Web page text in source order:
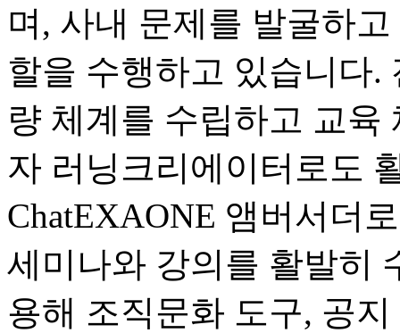
며, 사내 문제를 발굴하
할을 수행하고 있습니다.
량 체계를 수립하고 교육
자 러닝크리에이터로도
ChatEXAONE 앰버서더
세미나와 강의를 활발히
용해 조직문화 도구, 공